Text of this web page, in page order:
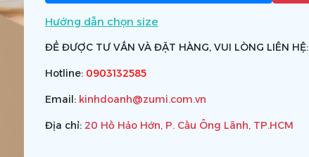
Hướng dẫn chọn size
ĐỂ ĐƯỢC TƯ VẤN VÀ ĐẶT HÀNG, VUI LÒNG LIÊN HỆ:
Hotline: 0903132585
Email: kinhdoanh@zumi.com.vn
Địa chỉ: 20 Hồ Hảo Hớn, P. Cầu Ông Lãnh, TP.HCM